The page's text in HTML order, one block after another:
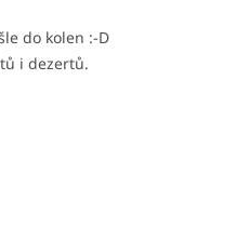
do kolen :-D
i dezertů.